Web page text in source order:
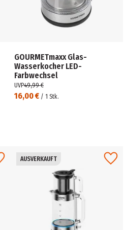
GOURMETmaxx Glas-
Wasserkocher LED-
Farbwechsel
16,00 € / 1 Stk.
UVP49,99 €
AUSVERKAUFT